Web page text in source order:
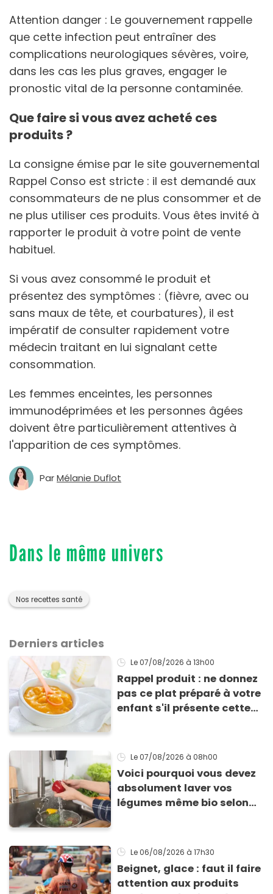
Attention danger : Le gouvernement rappelle
que cette infection peut entraîner des
complications neurologiques sévères, voire,
dans les cas les plus graves, engager le
pronostic vital de la personne contaminée.
Que faire si vous avez acheté ces
produits ?
La consigne émise par le site gouvernemental
Rappel Conso est stricte : il est demandé aux
consommateurs de ne plus consommer et de
ne plus utiliser ces produits. Vous êtes invité à
rapporter le produit à votre point de vente
habituel.
Si vous avez consommé le produit et
présentez des symptômes : (fièvre, avec ou
sans maux de tête, et courbatures), il est
impératif de consulter rapidement votre
médecin traitant en lui signalant cette
consommation.
Les femmes enceintes, les personnes
immunodéprimées et les personnes âgées
doivent être particulièrement attentives à
l'apparition de ces symptômes.
ParMélanie Duflot
Dans le même univers
Nos recettes santé
Derniers articles
Le 07/08/2026 à 13h00
Rappel produit : ne donnez
pas ce plat préparé à votre
enfant s'il présente cette
Le 07/08/2026 à 08h00
Voici pourquoi vous devez
absolument laver vos
légumes même bio selon
Le 06/08/2026 à 17h30
Beignet, glace : faut il faire
attention aux produits